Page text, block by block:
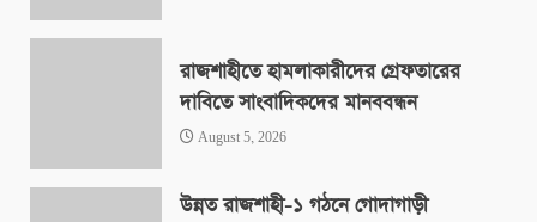
রাজশাহীতে হামলাকারীদের গ্রেফতারের
দাবিতে সাংবাদিকদের মানববন্ধন
August 5, 2026
উন্নত রাজশাহী-১ গঠনে গোদাগাড়ী